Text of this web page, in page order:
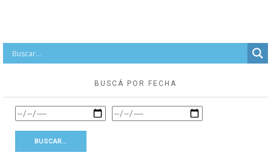
BUSCÁ POR FECHA